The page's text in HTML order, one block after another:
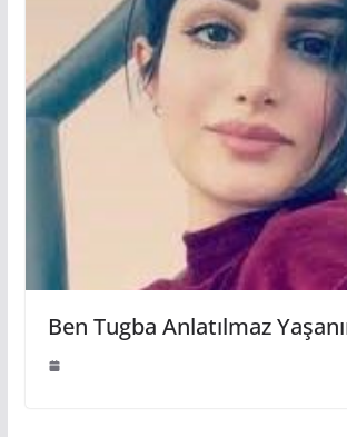
Ben Tugba Anlatılmaz